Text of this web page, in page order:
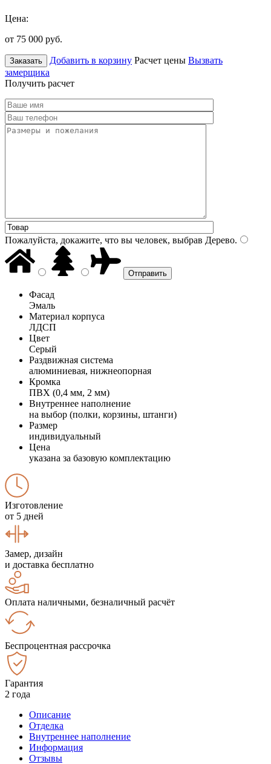
Цена:
от 75 000 руб.
Заказать Добавить в корзину Расчет цены Вызвать
замерщика
Получить расчет
Пожалуйста, докажите, что вы человек, выбрав Дерево.
Фасад
Эмаль
Материал корпуса
ЛДСП
Цвет
Серый
Раздвижная система
алюминиевая, нижнеопорная
Кромка
ПВХ (0,4 мм, 2 мм)
Внутреннее наполнение
на выбор (полки, корзины, штанги)
Размер
индивидуальный
Цена
указана за базовую комплектацию
Изготовление
от 5 дней
Замер, дизайн
и доставка бесплатно
Оплата наличными, безналичный расчёт
Беспроцентная рассрочка
Гарантия
2 года
Описание
Отделка
Внутреннее наполнение
Информация
Отзывы